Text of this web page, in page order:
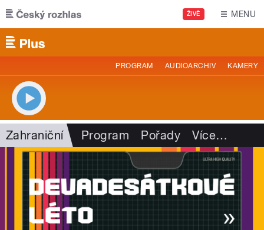
Přejít k hlavnímu obsahu
ŽIVĚ MENU
PROGRAM AUDIOARCHIV KAMERY
Zahraniční Program Pořady Více…